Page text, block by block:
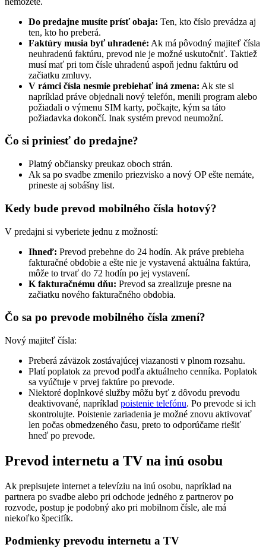
Do predajne musíte prísť obaja: Ten, kto číslo prevádza aj
ten, kto ho preberá.
Faktúry musia byť uhradené: Ak má pôvodný majiteľ čísla
neuhradenú faktúru, prevod nie je možné uskutočniť. Taktiež
musí mať pri tom čísle uhradenú aspoň jednu faktúru od
začiatku zmluvy.
V rámci čísla nesmie prebiehať iná zmena: Ak ste si
napríklad práve objednali nový telefón, menili program alebo
požiadali o výmenu SIM karty, počkajte, kým sa táto
požiadavka dokončí. Inak systém prevod neumožní.
Čo si priniesť do predajne?
Platný občiansky preukaz oboch strán.
Ak sa po svadbe zmenilo priezvisko a nový OP ešte nemáte,
prineste aj sobášny list.
Kedy bude prevod mobilného čísla hotový?
V predajni si vyberiete jednu z možností:
Ihneď: Prevod prebehne do 24 hodín. Ak práve prebieha
fakturačné obdobie a ešte nie je vystavená aktuálna faktúra,
môže to trvať do 72 hodín po jej vystavení.
K fakturačnému dňu: Prevod sa zrealizuje presne na
začiatku nového fakturačného obdobia.
Čo sa po prevode mobilného čísla zmení?
Nový majiteľ čísla:
Preberá záväzok zostávajúcej viazanosti v plnom rozsahu.
Platí poplatok za prevod podľa aktuálneho cenníka. Poplatok
sa vyúčtuje v prvej faktúre po prevode.
Niektoré doplnkové služby môžu byť z dôvodu prevodu
deaktivované, napríklad poistenie telefónu. Po prevode si ich
skontrolujte. Poistenie zariadenia je možné znovu aktivovať
len počas obmedzeného času, preto to odporúčame riešiť
hneď po prevode.
Prevod internetu a TV na inú osobu
Ak prepisujete internet a televíziu na inú osobu, napríklad na
partnera po svadbe alebo pri odchode jedného z partnerov po
rozvode, postup je podobný ako pri mobilnom čísle, ale má
niekoľko špecifík.
Podmienky prevodu internetu a TV